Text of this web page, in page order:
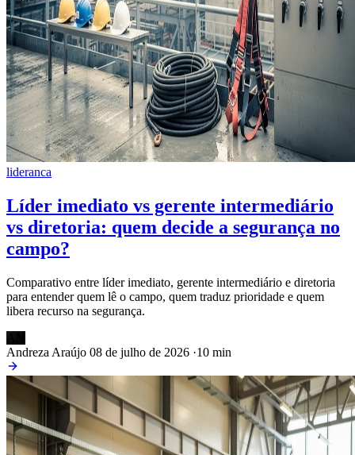
lideranca
Líder imediato vs gerente intermediário
vs diretoria: quem decide a segurança no
campo?
Comparativo entre líder imediato, gerente intermediário e diretoria
para entender quem lê o campo, quem traduz prioridade e quem
libera recurso na segurança.
Andreza Araújo 08 de julho de 2026 ·10 min